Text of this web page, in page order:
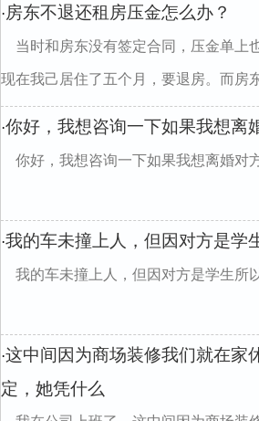
·房东不退还租房压金怎么办？
当时和房东没有签定合同，压金单上
现在我己居住了五个月，要退房。而房
·你好，我想咨询一下如果我想离
你好，我想咨询一下如果我想离婚对
·我的车未撞上人，但因对方是学
我的车未撞上人，但因对方是学生所
·这中间因为商场装修我们就在家
定，她凭什么